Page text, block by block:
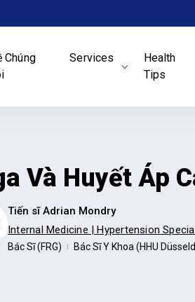
Chúng
Services
Health
Tips
Và Huyết Áp
Tiến sĩ Adrian Mondry
Internal Medicine | Hypertension
Bác Sĩ (FRG) | Bác Sĩ Y Khoa (HHU